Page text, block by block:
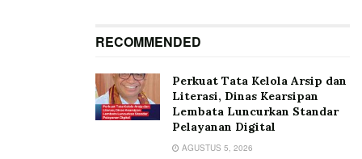
RECOMMENDED
Perkuat Tata Kelola Arsip dan
Literasi, Dinas Kearsipan
Lembata Luncurkan Standar
Pelayanan Digital
AGUSTUS 5, 2026